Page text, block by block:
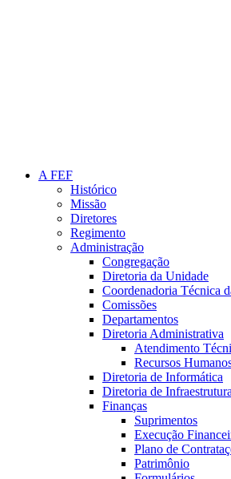
A FEF
Histórico
Missão
Diretores
Regimento
Administração
Congregação
Diretoria da Unidade
Coordenadoria Técnica
Comissões
Departamentos
Diretoria Administrativa
Atendimento
Recursos
Diretoria de Informática
Diretoria de Infraestrutura
Finanças
Suprimentos
Execução
Plano de
Patrimônio